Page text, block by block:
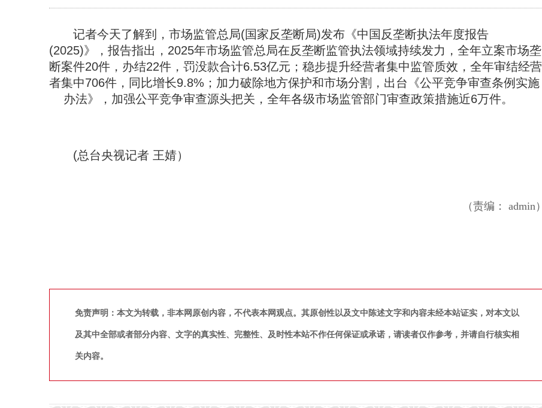
记者今天了解到，市场监管总局(国家反垄断局)发布《中国反垄断执法年度报告
(2025)》，报告指出，2025年市场监管总局在反垄断监管执法领域持续发力，全年立案市场垄
断案件20件，办结22件，罚没款合计6.53亿元；稳步提升经营者集中监管质效，全年审结经营
者集中706件，同比增长9.8%；加力破除地方保护和市场分割，出台《公平竞争审查条例实施
办法》，加强公平竞争审查源头把关，全年各级市场监管部门审查政策措施近6万件。
(总台央视记者 王婧）
（责编： admin）
免责声明：本文为转载，非本网原创内容，不代表本网观点。其原创性以及文中陈述文字和内容未经本站证实，对本文以
及其中全部或者部分内容、文字的真实性、完整性、及时性本站不作任何保证或承诺，请读者仅作参考，并请自行核实相
关内容。